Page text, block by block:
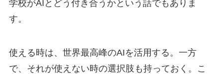
学校がAIとどう付き合うかという話でもありま
す。
使える時は、世界最高峰のAIを活用する。一方
で、それが使えない時の選択肢も持っておく。こ